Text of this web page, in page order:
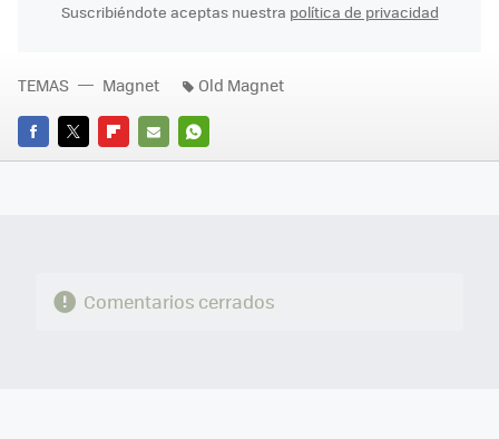
Suscribiéndote aceptas nuestra política de privacidad
FACEBOOK
TWITTERFLIPBOARD
E-
WHATSAPP
TEMAS Magnet Old Magnet
Comentarios cerrados